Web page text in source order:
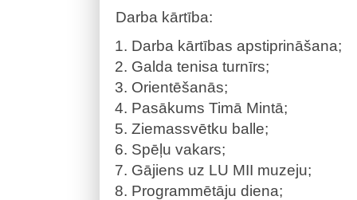
Darba kārtība:
Darba kārtības apstiprināšana;
Galda tenisa turnīrs;
Orientēšanās;
Pasākums Timā Mintā;
Ziemassvētku balle;
Spēļu vakars;
Gājiens uz LU MII muzeju;
Programmētāju diena;